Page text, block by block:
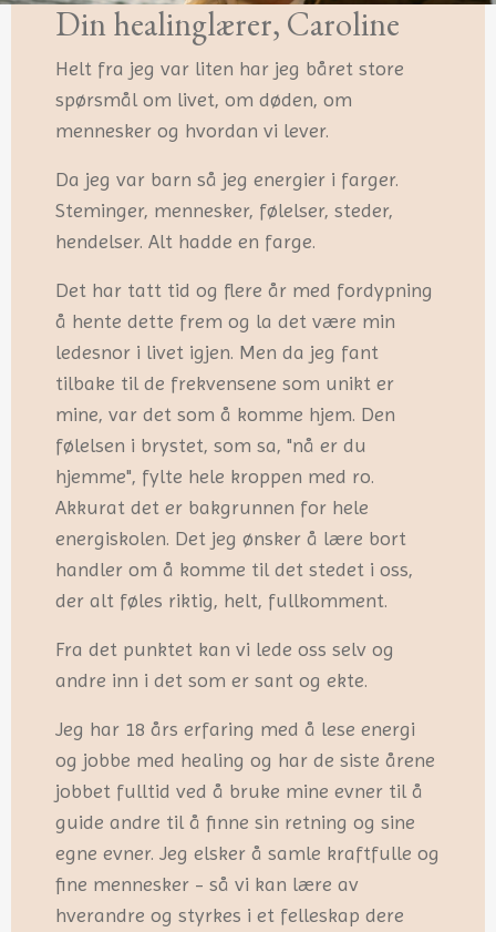
Din healinglærer, Caroline
Helt fra jeg var liten har jeg båret store
spørsmål om livet, om døden, om
mennesker og hvordan vi lever.
Da jeg var barn så jeg energier i farger.
Steminger, mennesker, følelser, steder,
hendelser. Alt hadde en farge.
Det har tatt tid og flere år med fordypning
å hente dette frem og la det være min
ledesnor i livet igjen. Men da jeg fant
tilbake til de frekvensene som unikt er
mine, var det som å komme hjem. Den
følelsen i brystet, som sa, "nå er du
hjemme", fylte hele kroppen med ro.
Akkurat det er bakgrunnen for hele
energiskolen. Det jeg ønsker å lære bort
handler om å komme til det stedet i oss,
der alt føles riktig, helt, fullkomment.
Fra det punktet kan vi lede oss selv og
andre inn i det som er sant og ekte.
Jeg har 18 års erfaring med å lese energi
og jobbe med healing og har de siste årene
jobbet fulltid ved å bruke mine evner til å
guide andre til å finne sin retning og sine
egne evner. Jeg elsker å samle kraftfulle og
fine mennesker - så vi kan lære av
hverandre og styrkes i et felleskap dere